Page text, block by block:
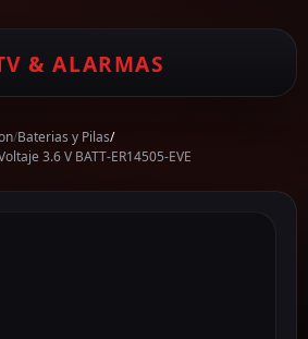
& ALARMAS
/Baterias y Pilas/
3.6 V BATT-ER14505-EVE